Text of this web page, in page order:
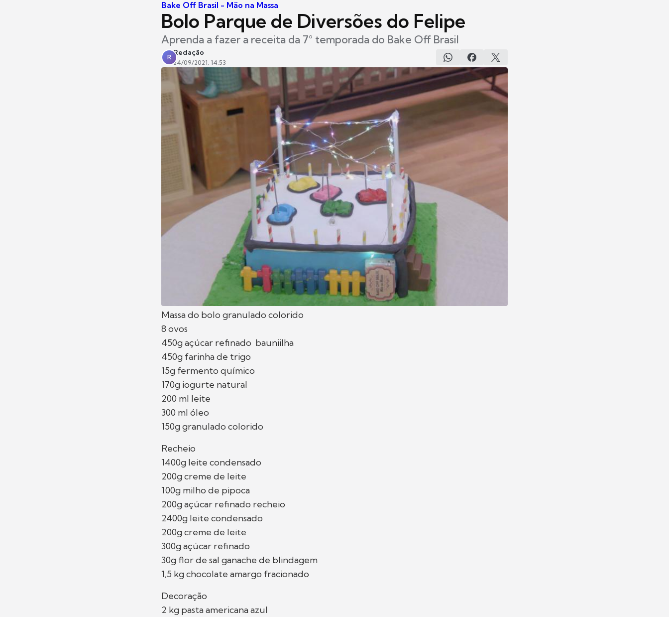
Bake Off Brasil - Mão na Massa
Bolo Parque de Diversões do Felipe
Aprenda a fazer a receita da 7° temporada do Bake Off Brasil
R
Redação
24/09/2021, 14:53
Massa do bolo granulado colorido
8 ovos
450g açúcar refinado bauniilha
450g farinha de trigo
15g fermento químico
170g iogurte natural
200 ml leite
300 ml óleo
150g granulado colorido
Recheio
1400g leite condensado
200g creme de leite
100g milho de pipoca
200g açúcar refinado recheio
2400g leite condensado
200g creme de leite
300g açúcar refinado
30g flor de sal ganache de blindagem
1,5 kg chocolate amargo fracionado
Decoração
2 kg pasta americana azul